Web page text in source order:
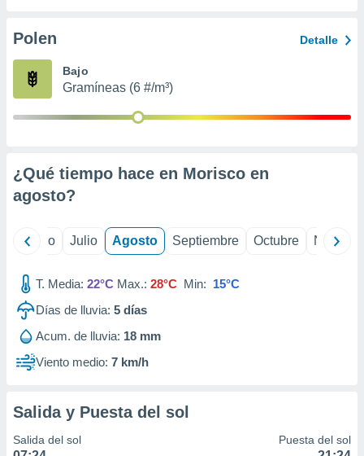
e
mediante
de
1199
Polen Detalle
Bajo
Gramíneas (6 #/m³)
¿Qué tiempo hace en Morisco en
agosto?
Junio Julio Agosto Septiembre Octubre
T. Media: 22°C Max.: 28°C Min: 15°C
Días de lluvia: 5 días
Acum. de lluvia: 18 mm
Viento medio: 7 km/h
Salida y Puesta del sol
Salida del sol Puesta del sol